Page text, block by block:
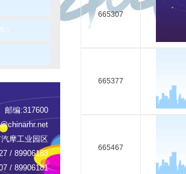
）
邮编:317600
摩工业园区
/ 89906183
/ 89906181
665307
665377
665467